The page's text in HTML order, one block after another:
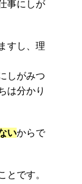
事にしが
すし、理
しがみつ
は分かり
いからで
とです。